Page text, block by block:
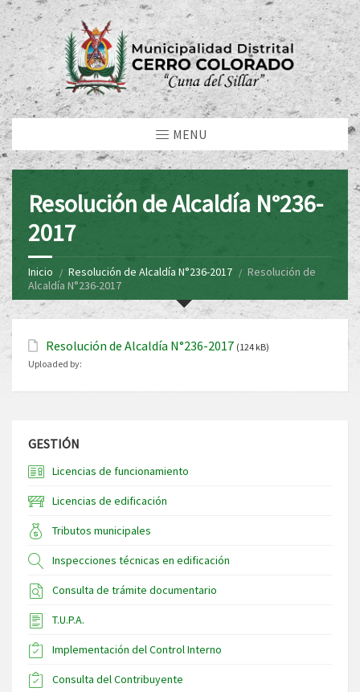
MENU
Resolución de Alcaldía N°236-
2017
Inicio Resolución de Alcaldía N°236-2017
Resolución de
Alcaldía N°236-2017
Resolución de Alcaldía N°236-2017 (124 kB)
Uploaded by:
GESTIÓN
Licencias de funcionamiento
Licencias de edificación
Tributos municipales
Inspecciones técnicas en edificación
Consulta de trámite documentario
T.U.P.A.
Implementación del Control Interno
Consulta del Contribuyente